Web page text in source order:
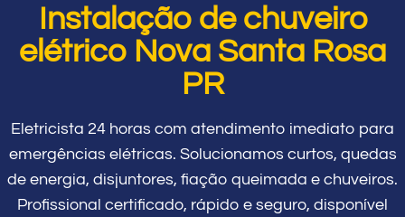
Instalação de chuveiro
elétrico Nova Santa Rosa
PR
Eletricista 24 horas com atendimento imediato para
emergências elétricas. Solucionamos curtos, quedas
de energia, disjuntores, fiação queimada e chuveiros.
Profissional certificado, rápido e seguro, disponível